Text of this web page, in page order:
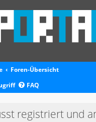
Foren-Übersicht
FAQ
registriert und